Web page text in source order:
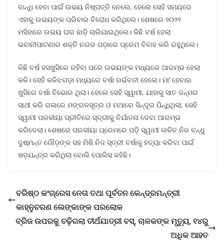
ବାନ୍ଧି ହେବା ପାଇଁ ଉଭୟ ନିଷ୍ପତ୍ତି ନେଲେ, ହେଲେ ସେହି ସମୟରେ
ଏହାକୁ ଉଭୟଙ୍କ ପରିବାର ବିରୋଧ କରିଥିଲେ। ଶେଷରେ ୨୦୨୨
ମସିହାରେ ଉଭୟ ଘର ଛାଡ଼ି ଚାଲିଯାଇଥିଲେ। କିଛି ବର୍ଷ ହେଲା
ଭବାନୀପାଟଣାର ଶକ୍ତି ନଗର ପଡ଼ାରେ ପ୍ରେମ ବିବାହ କରି ରହୁଥିଲେ।
କିଛି ବର୍ଷ ହସଖୁସିରେ ରହିବା ପରେ ଉଭୟଙ୍କ ମଧ୍ୟରେ ଆରମ୍ଭ ହେଲା
କଳି। ସେହି କଳିଝଗଡ଼ା ମଧ୍ୟରେ ବର୍ଷା ଗର୍ଭବତୀ ହେଲେ। ମା’ ହେବାର
ଖୁସିରେ ବର୍ଷା ବିଭୋର ଥିଲା। ହେଲେ ସେହି ସ୍ୱାମୀ, ଯାହାକୁ ସାତ ଜନ୍ମର
ସାଥୀ କରି ଗଳାରେ ମଙ୍ଗଳସୂତ୍ର ଓ ମଥାରେ ସିନ୍ଦୂର ପିନ୍ଧିଥିଲା, ସେହି
ସ୍ୱାମୀ ପରକୀୟା ପ୍ରୀତିରେ ସ୍ତ୍ରୀକୁ ନିର୍ଯାତନା ଦେବା ଆରମ୍ଭ
କରିଦେଲା। ଶେଷରେ ପରକୀୟା ପ୍ରେମରେ ପଡ଼ି ସ୍ୱାମୀ ଲଳିତ ନିଜ ବନ୍ଧୁ
ଦୁଷ୍ମନ୍ତ ଗୌଡ଼ଙ୍କ ସହ ମିଶି ନିଜ ସ୍ତ୍ରୀ ବର୍ଷାକୁ ହତ୍ୟା କରିବା ପାଇଁ
ଷଡ଼ଯନ୍ତ୍ର କରିଥିଲା ବୋଲି ପୋଲିସ କହିଛି।
ବରିଷ୍ଠ କଂଗ୍ରେସ ନେତା ତଥା ପୂର୍ବତନ କେନ୍ଦ୍ରମନ୍ତ୍ରୀ
କାହ୍ନୁଚରଣ ଲେଙ୍କାଙ୍କ ପରଲୋକ
ବ୍ରିଜ ଉପରକୁ ଚଢ଼ିଗଲା ତୀର୍ଥଯାତ୍ରୀ ବସ୍, ଚାଳକଙ୍କ ମୃତ୍ୟୁ, ୧୪ରୁ
ଅଧିକ ଆହତ